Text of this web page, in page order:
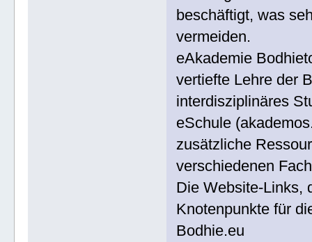
beschäftigt, was
vermeiden.
eAkademie
vertiefte Lehre der
interdisziplinäres
eSchule
zusätzliche
verschiedenen
Die Website-Links,
Knotenpunkte für
Bodhie.eu